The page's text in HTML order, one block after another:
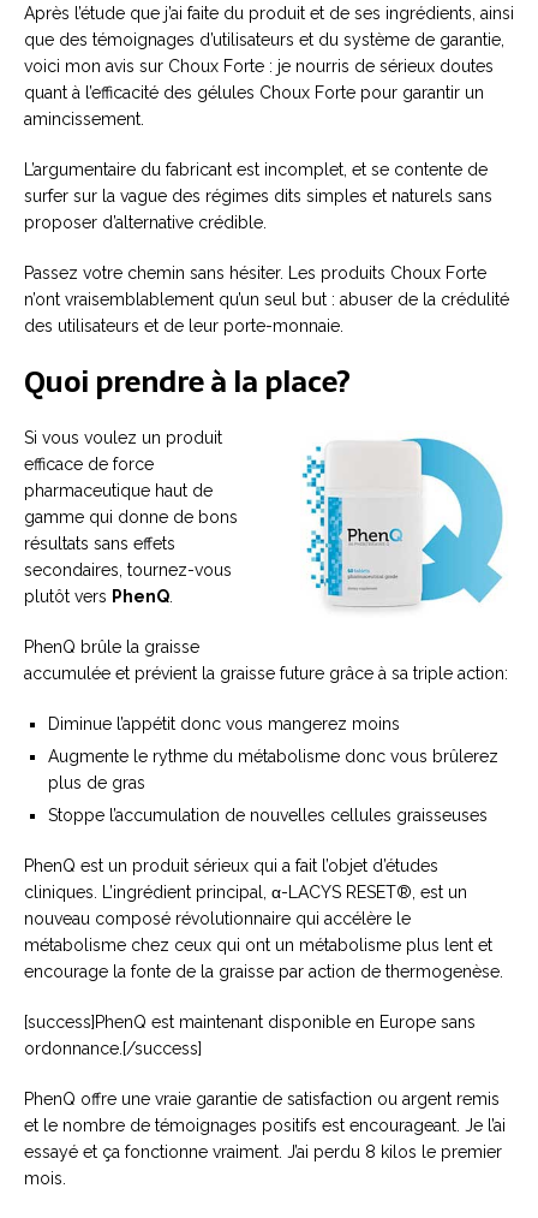
Après l’étude que j’ai faite du produit et de ses ingrédients, ainsi
que des témoignages d’utilisateurs et du système de garantie,
voici mon avis sur Choux Forte : je nourris de sérieux doutes
quant à l’efficacité des gélules Choux Forte pour garantir un
amincissement.
L’argumentaire du fabricant est incomplet, et se contente de
surfer sur la vague des régimes dits simples et naturels sans
proposer d’alternative crédible.
Passez votre chemin sans hésiter. Les produits Choux Forte
n’ont vraisemblablement qu’un seul but : abuser de la crédulité
des utilisateurs et de leur porte-monnaie.
Quoi prendre à la place?
Si vous voulez un produit
efficace de force
pharmaceutique haut de
gamme qui donne de bons
résultats sans effets
secondaires, tournez-vous
plutôt vers PhenQ
PhenQ brûle la graisse
accumulée et prévient la graisse future grâce à sa triple action:
Diminue l’appétit donc vous mangerez moins
Augmente le rythme du métabolisme donc vous brûlerez
plus de gras
Stoppe l’accumulation de nouvelles cellules graisseuses
PhenQ est un produit sérieux qui a fait l’objet d’études
cliniques. L’ingrédient principal, α-LACYS RESET®, est un
nouveau composé révolutionnaire qui accélère le
métabolisme chez ceux qui ont un métabolisme plus lent et
encourage la fonte de la graisse par action de thermogenèse.
[success]PhenQ est maintenant disponible en Europe sans
ordonnance.[/success]
PhenQ offre une vraie garantie de satisfaction ou argent remis
et le nombre de témoignages positifs est encourageant. Je l’ai
essayé et ça fonctionne vraiment. J’ai perdu 8 kilos le premier
mois.